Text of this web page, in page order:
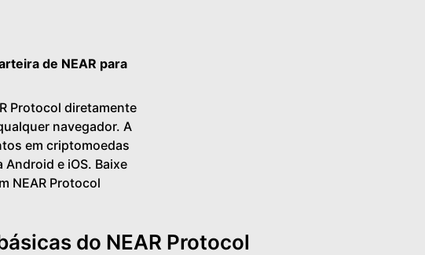
de NEAR para
Protocol diretamente
navegador. A
em criptomoedas
e iOS. Baixe
NEAR Protocol
do NEAR Protocol